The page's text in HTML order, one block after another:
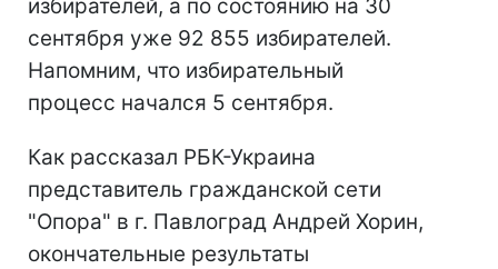
избирателей, а по состоянию на 30
сентября уже 92 855 избирателей.
Напомним, что избирательный
процесс начался 5 сентября.
Как рассказал РБК-Украина
представитель гражданской сети
"Опора" в г. Павлоград Андрей Хорин,
окончательные результаты